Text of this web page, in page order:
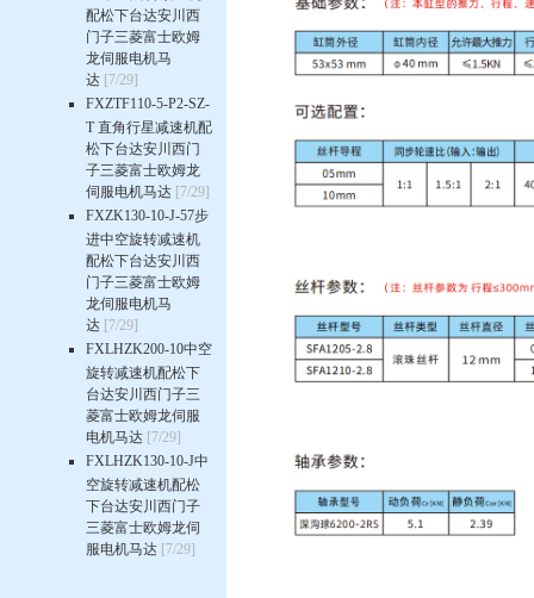
配松下台达安川西
门子三菱富士欧姆
龙伺服电机马
达 [7/29]
FXZTF110-5-P2-SZ-
T 直角行星减速机配
松下台达安川西门
子三菱富士欧姆龙
伺服电机马达 [7/29]
FXZK130-10-J-57步
进中空旋转减速机
配松下台达安川西
门子三菱富士欧姆
龙伺服电机马
达 [7/29]
FXLHZK200-10中空
旋转减速机配松下
台达安川西门子三
菱富士欧姆龙伺服
电机马达 [7/29]
FXLHZK130-10-J中
空旋转减速机配松
下台达安川西门子
三菱富士欧姆龙伺
服电机马达 [7/29]